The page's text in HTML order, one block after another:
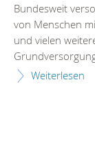
Bundesweit
von Menschen
und vielen
Weiterlesen